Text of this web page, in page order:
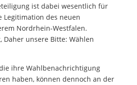
ist dabei wesentlich für
Legitimation des neuen
Nordrhein-Westfalen.
Daher unsere Bitte: Wählen
ihre Wahlbenachrichtigung
haben, können dennoch an der